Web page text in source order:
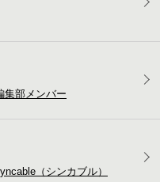
集部メンバー
（シンカブル）